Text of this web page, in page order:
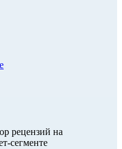
рецензий на
сегменте